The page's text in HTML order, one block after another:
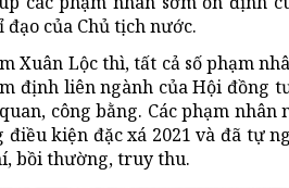
của Chủ tịch nước.
Xuân Lộc thì, tất cả số phạm
định liên ngành của Hội đồng
công bằng. Các phạm
điều kiện đặc xá 2021 và đã tự
bồi thường, truy thu.